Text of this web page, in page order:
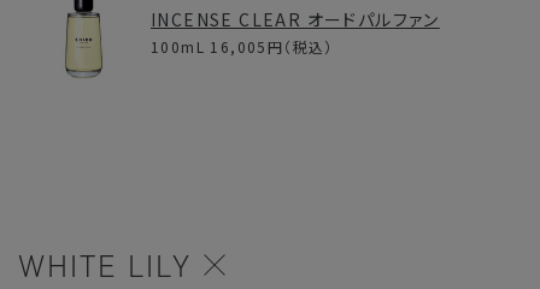
INCENSE CLEAR オードパルファン
100mL 16,005円（税込）
WHITE LILY